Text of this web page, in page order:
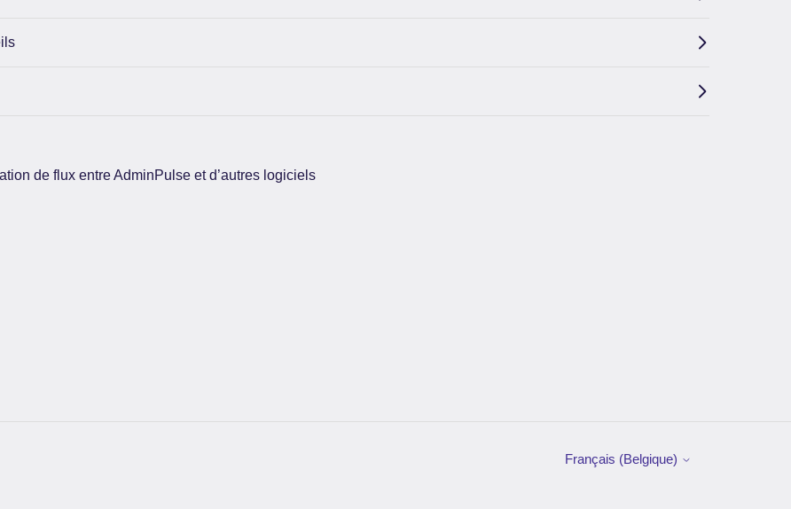
de flux entre AdminPulse et d’autres logiciels
Français (Belgique)